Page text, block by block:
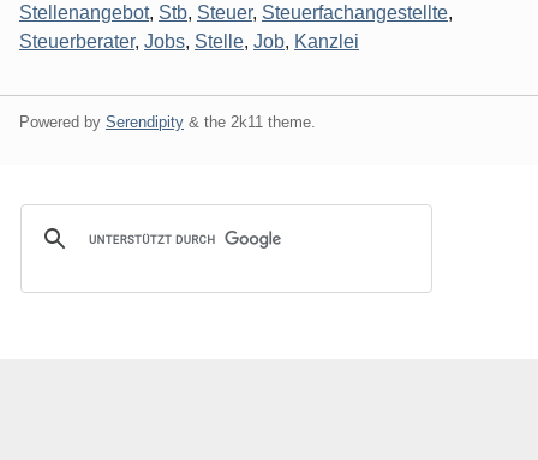
Stellenangebot, Stb, Steuer, Steuerfachangestellte,
Steuerberater, Jobs, Stelle, Job, Kanzlei
Powered by Serendipity & the 2k11 theme.